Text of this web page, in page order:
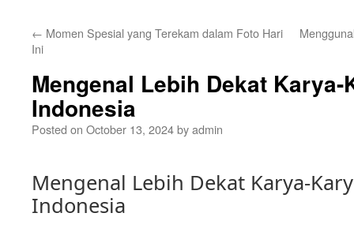
← Momen Spesial yang Terekam dalam Foto Hari
Ini
Mengenal Lebih Dekat
Indonesia
Posted on October 13, 2024byadmin
Mengenal Lebih Dekat Karya-
Indonesia